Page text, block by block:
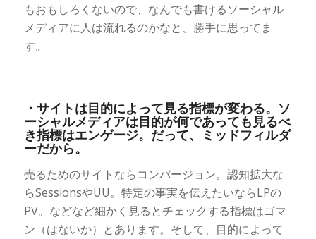
もおもしろくないので、なんでも書けるソーシャル
メディアに人は流れるのかなと、勝手に思ってま
す。
・サイトは目的によって見る指標が変わる。ソ
ーシャルメディアは目的が何であっても見るべ
き指標はエンゲージ。だって、ミッドフィルダ
ーだから。
売るためのサイトならコンバージョン。認知拡大な
らSessionsやUU。特定の事実を伝えたいならLPの
PV。などなど細かく見るとチェックする指標はゴマ
ン（はないか）とあります。そして、目的によって